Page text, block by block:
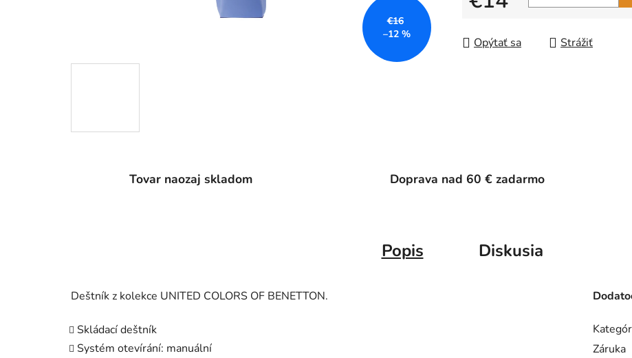
Opýtať sa Strážiť
€16
–12 %
Tovar naozaj skladom Doprava nad 60 € zadarmo
Popis Diskusia
Deštník z kolekce UNITED COLORS OF BENETTON.
Skládací deštník
Systém otevírání: manuální
Záruka